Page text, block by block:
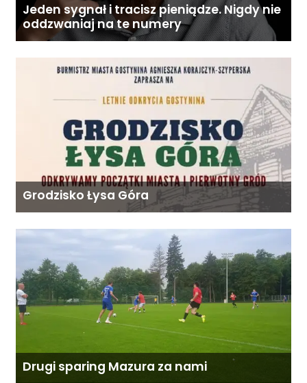
Jeden sygnał i tracisz pieniądze. Nigdy nie
oddzwaniaj na te numery
Grodzisko Łysa Góra
Drugi sparing Mazura za nami